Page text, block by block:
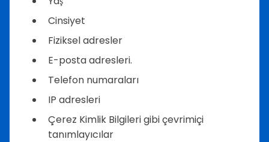
Cinsiyet
Fiziksel adresler
E-posta adresleri.
Telefon numaraları
IP adresleri
Çerez Kimlik Bilgileri gibi çevrimiçi
tanımlayıcılar